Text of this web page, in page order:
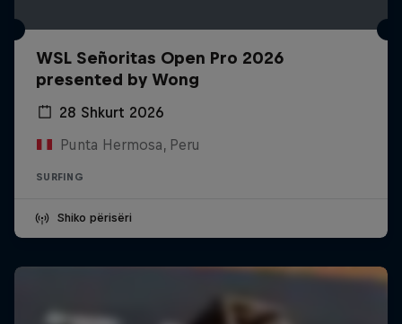
WSL Señoritas Open Pro 2026
presented by Wong
28 Shkurt 2026
Punta Hermosa, Peru
SURFING
Shiko përisëri